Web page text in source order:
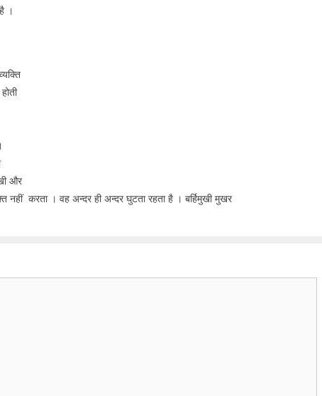
।
और
करता । वह अन्दर ही अन्दर घुटता रहता है । बर्हिमुखी मुखर